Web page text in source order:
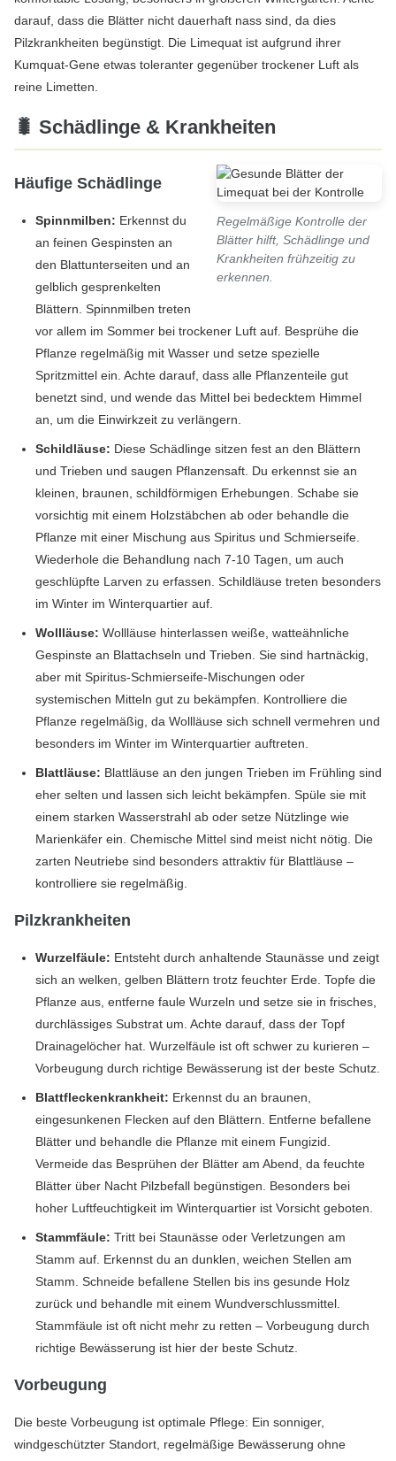
darauf, dass die Blätter nicht dauerhaft nass sind, da dies
Pilzkrankheiten begünstigt. Die Limequat ist aufgrund ihrer
Kumquat-Gene etwas toleranter gegenüber trockener Luft als
reine Limetten.
🐛 Schädlinge & Krankheiten
Regelmäßige Kontrolle der
Blätter hilft, Schädlinge und
Krankheiten frühzeitig zu
erkennen.
Häufige Schädlinge
Spinnmilben: Erkennst du
an feinen Gespinsten an
den Blattunterseiten und an
gelblich gesprenkelten
Blättern. Spinnmilben treten
vor allem im Sommer bei trockener Luft auf. Besprühe die
Pflanze regelmäßig mit Wasser und setze spezielle
Spritzmittel ein. Achte darauf, dass alle Pflanzenteile gut
benetzt sind, und wende das Mittel bei bedecktem Himmel
an, um die Einwirkzeit zu verlängern.
Schildläuse: Diese Schädlinge sitzen fest an den Blättern
und Trieben und saugen Pflanzensaft. Du erkennst sie an
kleinen, braunen, schildförmigen Erhebungen. Schabe sie
vorsichtig mit einem Holzstäbchen ab oder behandle die
Pflanze mit einer Mischung aus Spiritus und Schmierseife.
Wiederhole die Behandlung nach 7-10 Tagen, um auch
geschlüpfte Larven zu erfassen. Schildläuse treten besonders
im Winter im Winterquartier auf.
Wollläuse: Wollläuse hinterlassen weiße, watteähnliche
Gespinste an Blattachseln und Trieben. Sie sind hartnäckig,
aber mit Spiritus-Schmierseife-Mischungen oder
systemischen Mitteln gut zu bekämpfen. Kontrolliere die
Pflanze regelmäßig, da Wollläuse sich schnell vermehren und
besonders im Winter im Winterquartier auftreten.
Blattläuse: Blattläuse an den jungen Trieben im Frühling sind
eher selten und lassen sich leicht bekämpfen. Spüle sie mit
einem starken Wasserstrahl ab oder setze Nützlinge wie
Marienkäfer ein. Chemische Mittel sind meist nicht nötig. Die
zarten Neutriebe sind besonders attraktiv für Blattläuse –
kontrolliere sie regelmäßig.
Pilzkrankheiten
Wurzelfäule: Entsteht durch anhaltende Staunässe und zeigt
sich an welken, gelben Blättern trotz feuchter Erde. Topfe die
Pflanze aus, entferne faule Wurzeln und setze sie in frisches,
durchlässiges Substrat um. Achte darauf, dass der Topf
Drainagelöcher hat. Wurzelfäule ist oft schwer zu kurieren –
Vorbeugung durch richtige Bewässerung ist der beste Schutz.
Blattfleckenkrankheit: Erkennst du an braunen,
eingesunkenen Flecken auf den Blättern. Entferne befallene
Blätter und behandle die Pflanze mit einem Fungizid.
Vermeide das Besprühen der Blätter am Abend, da feuchte
Blätter über Nacht Pilzbefall begünstigen. Besonders bei
hoher Luftfeuchtigkeit im Winterquartier ist Vorsicht geboten.
Stammfäule: Tritt bei Staunässe oder Verletzungen am
Stamm auf. Erkennst du an dunklen, weichen Stellen am
Stamm. Schneide befallene Stellen bis ins gesunde Holz
zurück und behandle mit einem Wundverschlussmittel.
Stammfäule ist oft nicht mehr zu retten – Vorbeugung durch
richtige Bewässerung ist hier der beste Schutz.
Vorbeugung
Die beste Vorbeugung ist optimale Pflege: Ein sonniger,
windgeschützter Standort, regelmäßige Bewässerung ohne